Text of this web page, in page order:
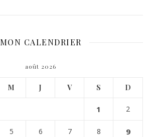
MON CALENDRIER
août 2026
M J V S D
1 2
5 6 7 8 9